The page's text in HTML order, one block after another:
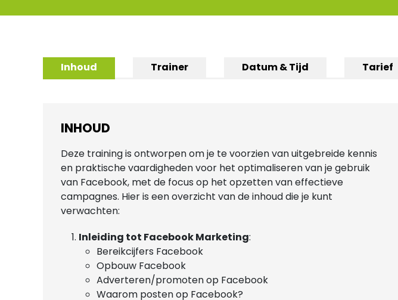
Inhoud Trainer Datum & Tijd Tarief
INHOUD
Deze training is ontworpen om je te voorzien van uitgebreide kennis
en praktische vaardigheden voor het optimaliseren van je gebruik
van Facebook, met de focus op het opzetten van effectieve
campagnes. Hier is een overzicht van de inhoud die je kunt
verwachten:
Inleiding tot Facebook Marketing:
Bereikcijfers Facebook
Opbouw Facebook
Adverteren/promoten op Facebook
Waarom posten op Facebook?